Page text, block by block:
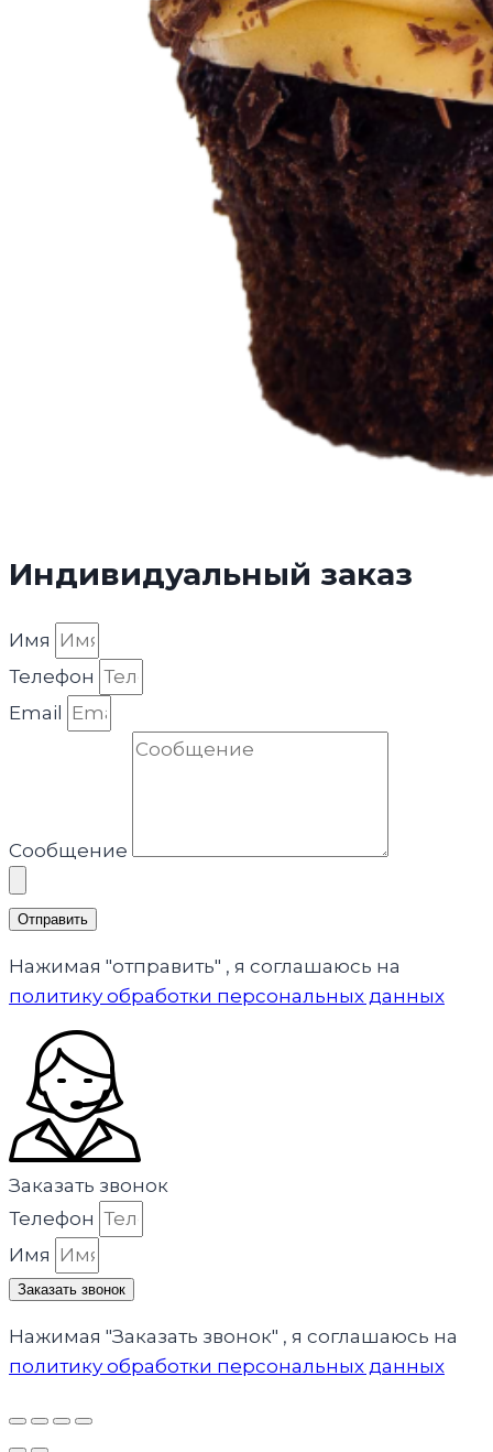
Индивидуальный заказ
Имя
Телефон
Email
Сообщение
Отправить
Нажимая "отправить" , я соглашаюсь на
политику обработки персональных данных
Заказать звонок
Телефон
Имя
Заказать звонок
Нажимая "Заказать звонок" , я соглашаюсь на
политику обработки персональных данных